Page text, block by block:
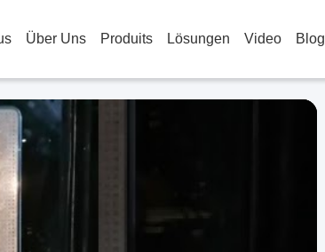
Über Uns Produits Lösungen Video Blog